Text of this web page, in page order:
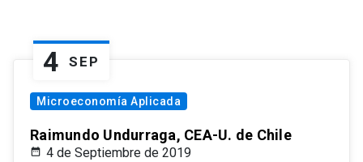
4 SEP
Microeconomía Aplicada
Raimundo Undurraga, CEA-U. de Chile
4 de Septiembre de 2019